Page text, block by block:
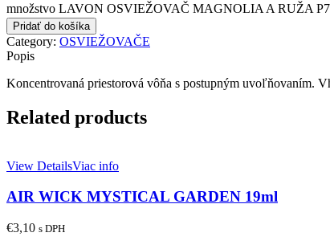
množstvo LAVON OSVIEŽOVAČ MAGNOLIA A RUŽA
Pridať do košíka
Category: OSVIEŽOVAČE
Popis
Koncentrovaná priestorová vôňa s postupným uvoľňovaním.
Related products
View DetailsViac info
AIR WICK MYSTICAL GARDEN 19ml
€3,10 s DPH